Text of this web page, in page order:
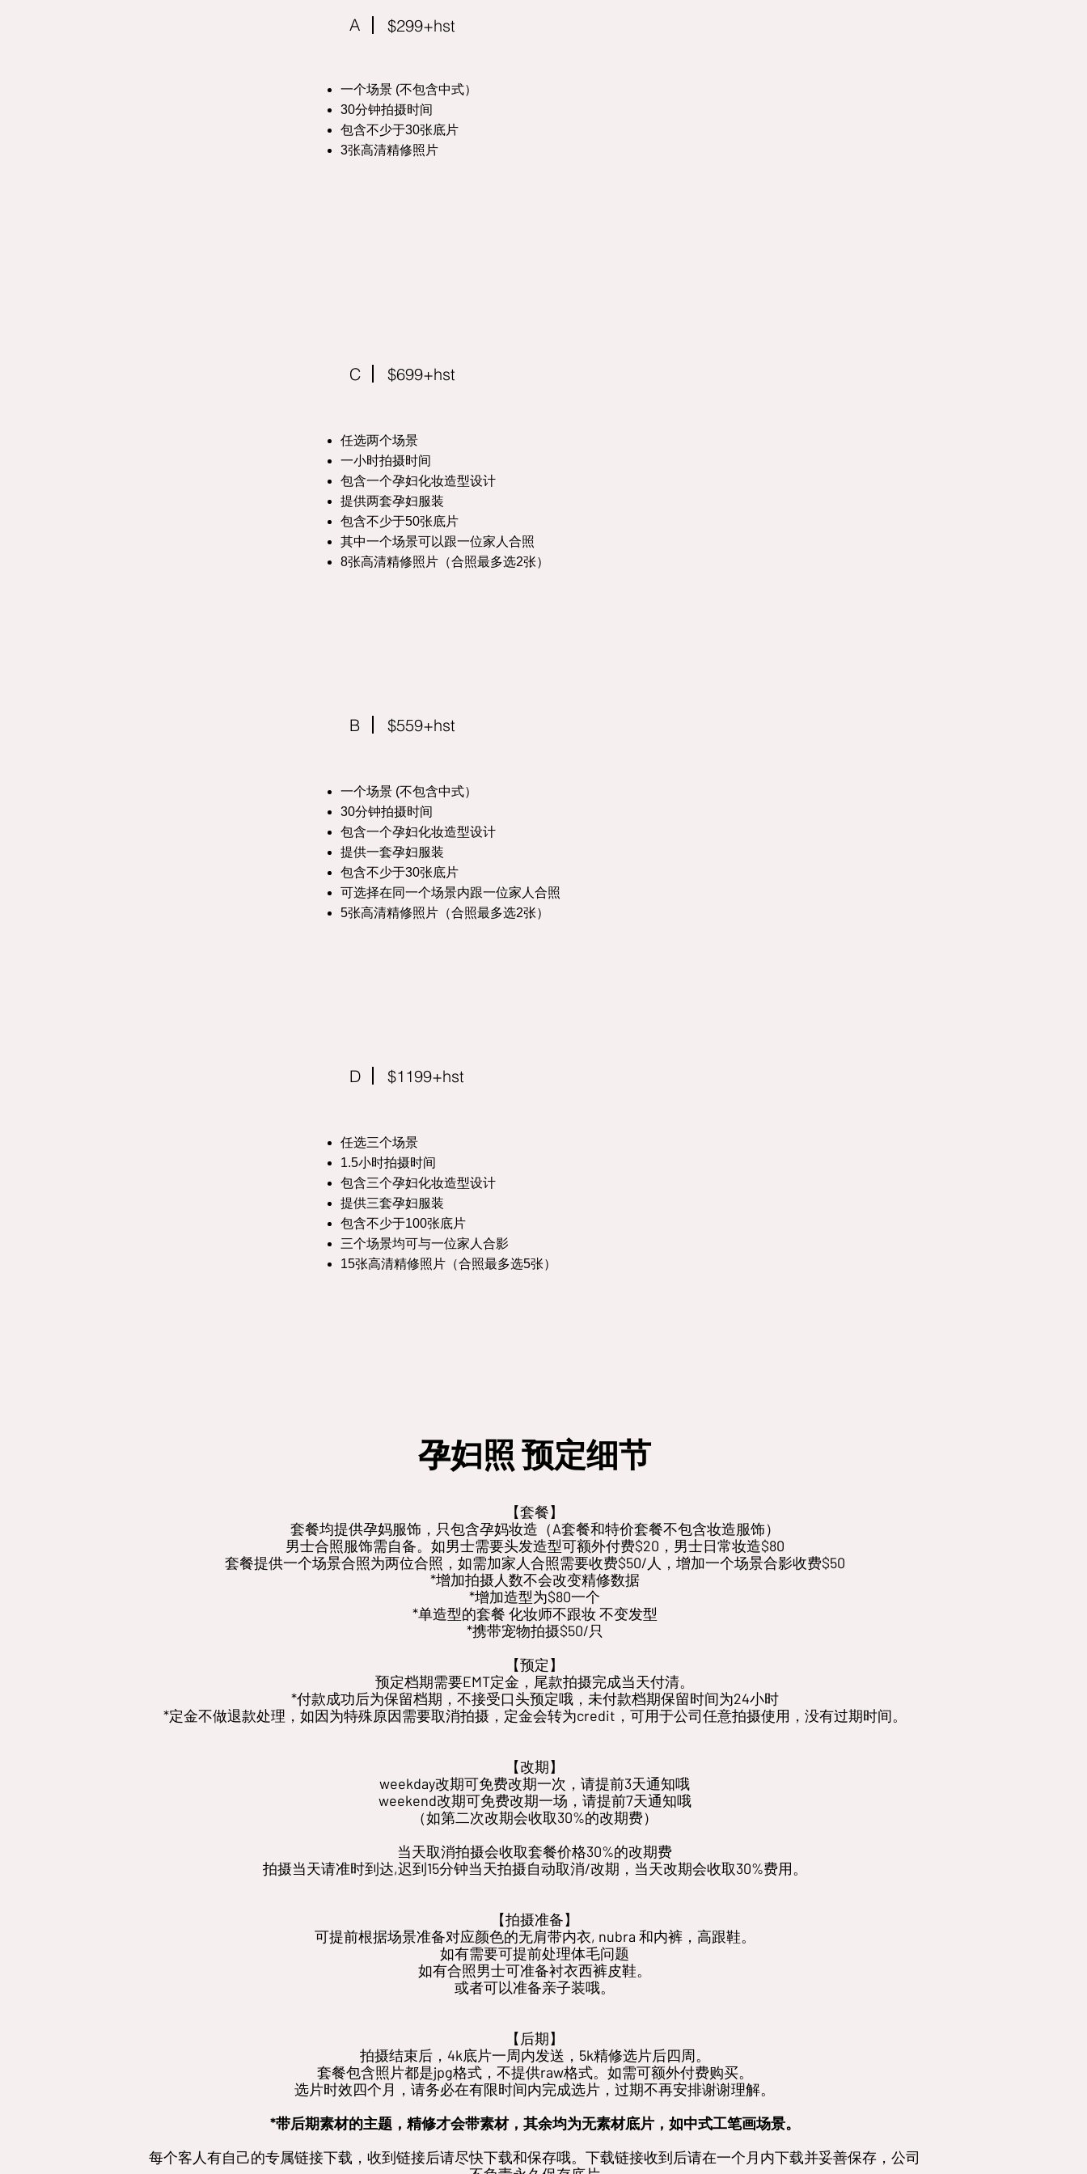
A $299+hst
一个场景 (不包含中式）
30分钟拍摄时间
包含不少于30张底片
3张高清精修照片
C $699+hst
任选两个场景
一小时拍摄时间
包含一个孕妇化妆造型设计
提供两套孕妇服装
包含不少于50张底片
其中一个场景可以跟一位家人合照
8张高清精修照片（合照最多选2张）
B $559+hst
一个场景 (不包含中式）
30分钟拍摄时间
包含一个孕妇化妆造型设计
提供一套孕妇服装
包含不少于30张底片
可选择在同一个场景内跟一位家人合照
5张高清精修照片（合照最多选2张）
D $1199+hst
任选三个场景
1.5小时拍摄时间
包含三个孕妇化妆造型设计
提供三套孕妇服装
包含不少于100张底片
三个场景均可与一位家人合影
15张高清精修照片（合照最多选5张）
孕妇照 预定细节
【套餐】
套餐均提供孕妈服饰，只包含孕妈妆造（A套餐和特价套餐不包含妆造服饰）
男士合照服饰需自备。如男士需要头发造型可额外付费$20，男士日常妆造$80
套餐提供一个场景合照为两位合照，如需加家人合照需要收费$50/人，增加一个场景合影收费$50
*增加拍摄人数不会改变精修数据
*增加造型为$80一个
*单造型的套餐 化妆师不跟妆 不变发型
*携带宠物拍摄$50/只
【预定】
预定档期需要EMT定金，尾款拍摄完成当天付清。
*付款成功后为保留档期，不接受口头预定哦，未付款档期保留时间为24小时
*定金不做退款处理，如因为特殊原因需要取消拍摄，定金会转为credit，可用于公司任意拍摄使用，没有过期时间。
【改期】
weekday改期可免费改期一次，请提前3天通知哦
weekend改期可免费改期一场，请提前7天通知哦
（如第二次改期会收取30%的改期费）
当天取消拍摄会收取套餐价格30%的改期费
拍摄当天请准时到达,迟到15分钟当天拍摄自动取消/改期，当天改期会收取30%费用。
【拍摄准备】
可提前根据场景准备对应颜色的无肩带内衣, nubra 和内裤，高跟鞋。
如有需要可提前处理体毛问题
如有合照男士可准备衬衣西裤皮鞋。
或者可以准备亲子装哦。
【后期】
拍摄结束后，4k底片一周内发送，5k精修选片后四周。
套餐包含照片都是jpg格式，不提供raw格式。如需可额外付费购买。
选片时效四个月，请务必在有限时间内完成选片，过期不再安排谢谢理解。
*带后期素材的主题，精修才会带素材，其余均为无素材底片，如中式工笔画场景。
每个客人有自己的专属链接下载，收到链接后请尽快下载和保存哦。下载链接收到后请在一个月内下载并妥善保存，公司